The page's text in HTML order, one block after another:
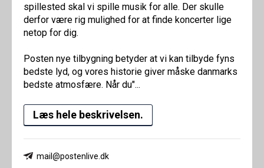
spillested skal vi spille musik for alle. Der skulle
derfor være rig mulighed for at finde koncerter lige
netop for dig.
Posten nye tilbygning betyder at vi kan tilbyde fyns
bedste lyd, og vores historie giver måske danmarks
bedste atmosfære. Når du"...
Læs hele beskrivelsen.
mail@postenlive.dk